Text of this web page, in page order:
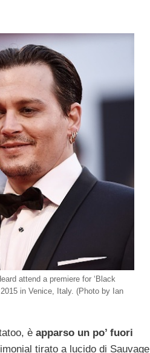
attend a premiere for ‘Black
in Venice, Italy. (Photo by Ian
è apparso un po’ fuori
tirato a lucido di Sauvage